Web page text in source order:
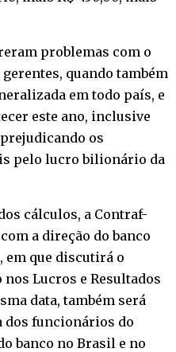
problemas com o
quando também
em todo país, e
este ano, inclusive
os
pelo lucro bilionário da
cálculos, a Contraf-
a direção do banco
em que discutirá o
Lucros e Resultados
data, também será
dos funcionários do
banco no Brasil e no